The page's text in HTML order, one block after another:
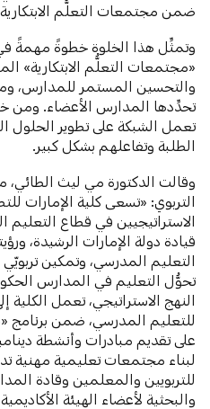
ضمن مجتمعات التعلُّم الابتكارية.
وتمثِّل هذا الخلوة خطوةً مهمةً
«مجتمعات التعلُّم الابتكارية»
والتحسين المستمر للمدارس،
تحدِّدها المدارس الأعضاء. ومن
تعمل الشبكة على تطوير الحلول
الطلبة وتفاعلهم بشكل كبير.
وقالت الدكتورة مي ليث الطائي،
التربوي: «تسعى كلية الإمارات
الاستراتيجيين في قطاع التعليم
قيادة دولة الإمارات الرشيدة،
التعليم المدرسي، وتمكين
تحوُّل التعليم في المدارس
النهج الاستراتيجي، تعمل
للتعليم المدرسي، ضمن برنامج
على تقديم مبادرات وأنشطة
لبناء مجتمعات تعليمية مهنية
للتربويين والمعلمين وقادة
والبحثية لأعضاء الهيئة